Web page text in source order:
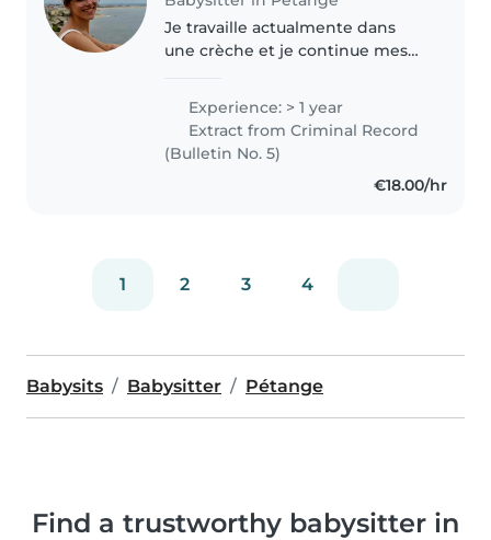
Je travaille actualmente dans
une crèche et je continue mes
graduée, sachant que j'ai déjà un
diplôme dans le domaine. J'ai
travaillé avec des enfants agées..
Experience: > 1 year
Extract from Criminal Record
(Bulletin No. 5)
€18.00/hr
1 2 3 4
Babysits Babysitter Pétange
Find a trustworthy babysitter in